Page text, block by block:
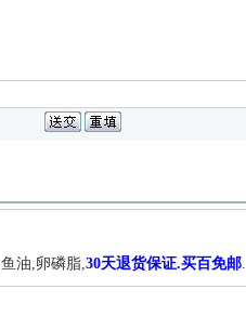
油,卵磷脂,30天退货保证.买百免邮.